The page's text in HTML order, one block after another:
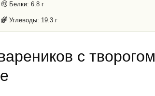
Белки: 6.8 г
Углеводы: 19.3 г
с творогом